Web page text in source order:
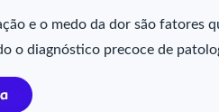
e o medo da dor são fatores
o diagnóstico precoce de